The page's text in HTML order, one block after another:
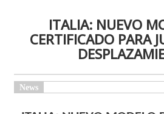
ITALIA: NUEVO
CERTIFICADO PARA
News